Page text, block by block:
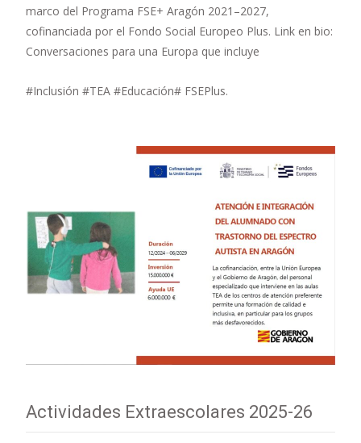
marco del Programa FSE+ Aragón 2021–2027,
cofinanciada por el Fondo Social Europeo Plus. Link en bio:
Conversaciones para una Europa que incluye
#Inclusión #TEA #Educación# FSEPlus.
Actividades Extraescolares 2025-26